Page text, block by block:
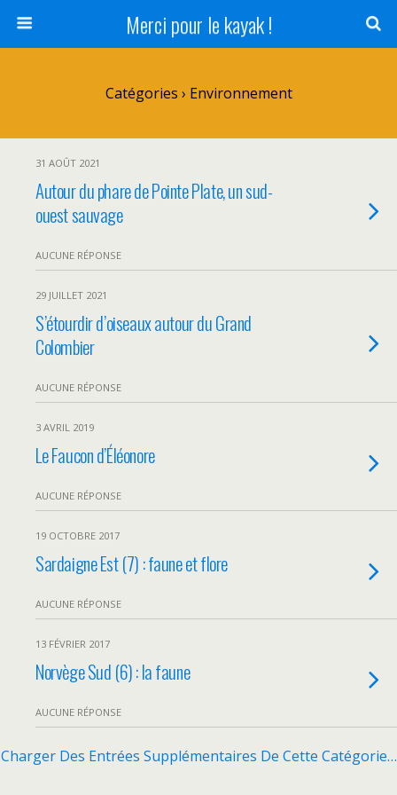
Merci pour le kayak !
Catégories › Environnement
31 AOÛT 2021
Autour du phare de Pointe Plate, un sud-
ouest sauvage
AUCUNE RÉPONSE
29 JUILLET 2021
S’étourdir d’oiseaux autour du Grand
Colombier
AUCUNE RÉPONSE
3 AVRIL 2019
Le Faucon d’Éléonore
AUCUNE RÉPONSE
19 OCTOBRE 2017
Sardaigne Est (7) : faune et flore
AUCUNE RÉPONSE
13 FÉVRIER 2017
Norvège Sud (6) : la faune
AUCUNE RÉPONSE
Charger Des Entrées Supplémentaires De Cette Catégorie…